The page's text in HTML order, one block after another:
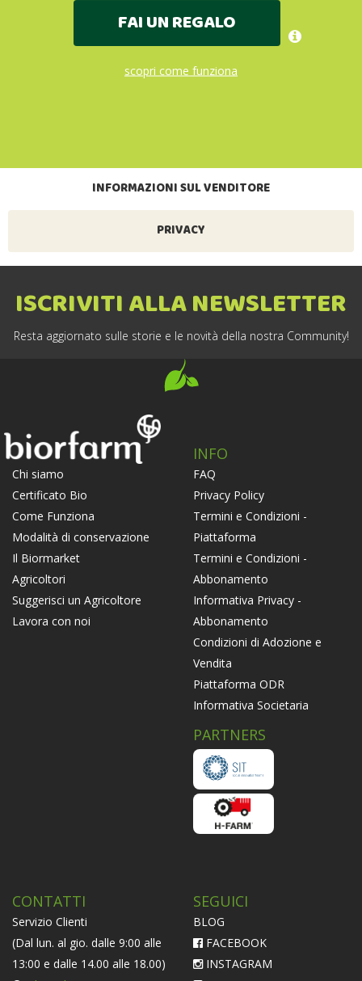
FAI UN REGALO
scopri come funziona
INFORMAZIONI SUL VENDITORE
PRIVACY
ISCRIVITI ALLA NEWSLETTER
Resta aggiornato sulle storie e le novità della nostra Community!
Chi siamo
Certificato Bio
Come Funziona
Modalità di conservazione
Il Biormarket
Agricoltori
Suggerisci un Agricoltore
Lavora con noi
INFO
FAQ
Privacy Policy
Termini e Condizioni -
Piattaforma
Termini e Condizioni -
Abbonamento
Informativa Privacy -
Abbonamento
Condizioni di Adozione e
Vendita
Piattaforma ODR
Informativa Societaria
PARTNERS
CONTATTI
Servizio Clienti
(Dal lun. al gio. dalle 9:00 alle
13:00 e dalle 14.00 alle 18.00)
SEGUICI
BLOG
FACEBOOK
INSTAGRAM